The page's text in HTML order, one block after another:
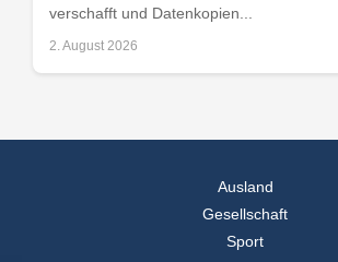
verschafft und Datenkopien...
2. August 2026
Ausland
Gesellschaft
Sport